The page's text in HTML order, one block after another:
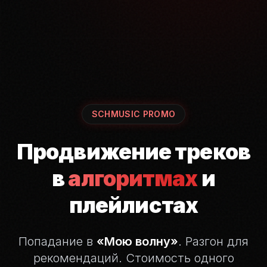
SCHMUSIC PROMO
Продвижение треков
валгоритмахи
плейлистах
Попадание в «Мою волну». Разгон для
рекомендаций. Стоимость одного